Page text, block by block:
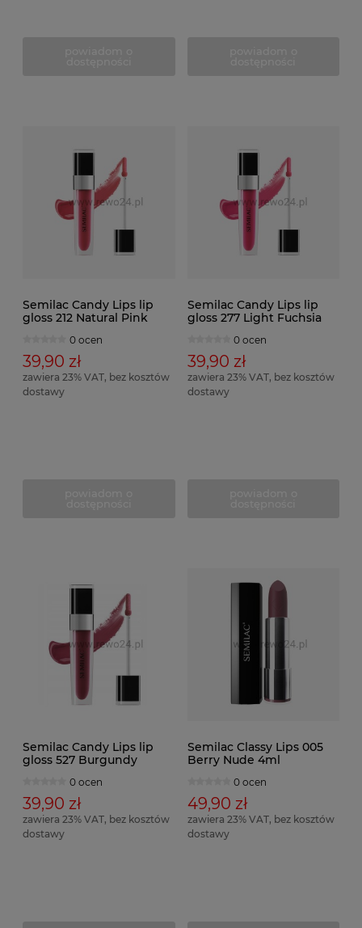
Semilac Candy Lips lip
gloss 212 Natural Pink
0 ocen
39,90 zł
zawiera 23% VAT, bez kosztów
dostawy
Semilac Candy Lips lip
gloss 277 Light Fuchsia
0 ocen
39,90 zł
zawiera 23% VAT, bez kosztów
dostawy
Semilac Candy Lips lip
gloss 527 Burgundy
0 ocen
39,90 zł
zawiera 23% VAT, bez kosztów
dostawy
Semilac Classy Lips 005
Berry Nude 4ml
0 ocen
49,90 zł
zawiera 23% VAT, bez kosztów
dostawy